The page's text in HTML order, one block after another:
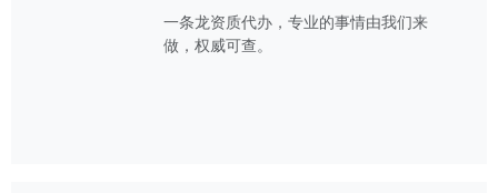
一条龙资质代办，专业的事情由我们来
做，权威可查。